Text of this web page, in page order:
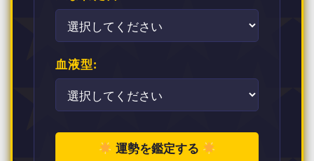
血液型:
運勢を鑑定する